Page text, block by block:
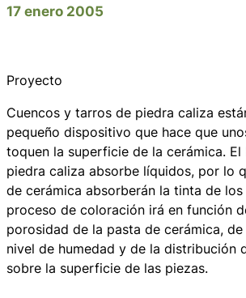
17 enero 2005
Proyecto
Cuencos y tarros de piedra caliza
pequeño dispositivo que hace que
toquen la superficie de la cerámica.
piedra caliza absorbe líquidos, por lo
de cerámica absorberán la tinta de
proceso de coloración irá en función
porosidad de la pasta de cerámica, de
nivel de humedad y de la distribución
sobre la superficie de las piezas.